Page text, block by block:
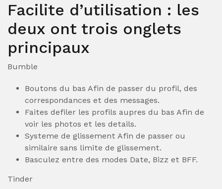
Facilite d’utilisation : les
deux ont trois onglets
principaux
Bumble
Boutons du bas Afin de passer du profil, des
correspondances et des messages.
Faites defiler les profils aupres du bas Afin de
voir les photos et les details.
Systeme de glissement Afin de passer ou
similaire sans limite de glissement.
Basculez entre des modes Date, Bizz et BFF.
Tinder